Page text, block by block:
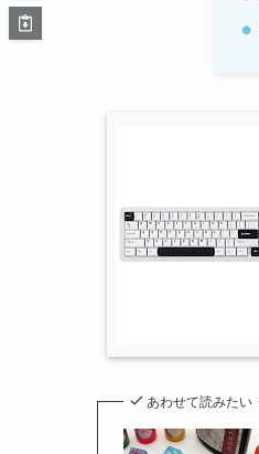
あわせて読みたい